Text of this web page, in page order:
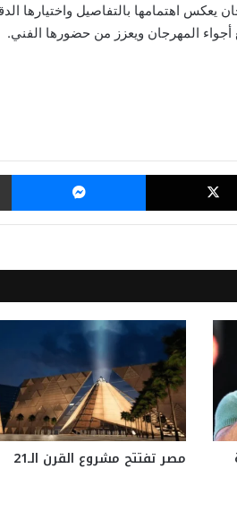
يعكس اهتمامها بالتفاصيل واختيارها
المهرجان ويعزز من حضورها الفني.
‫X
مصر تفتتح مشروع القرن الـ21